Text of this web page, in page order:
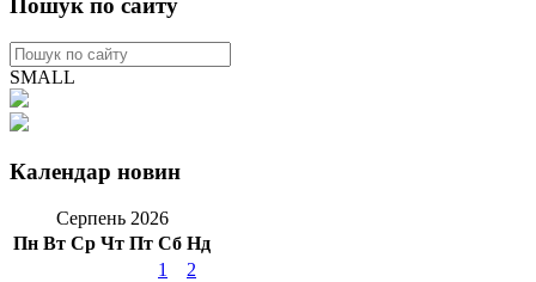
Пошук по сайту
SMALL
Календар новин
Серпень 2026
Пн Вт Ср Чт Пт Сб Нд
1
2